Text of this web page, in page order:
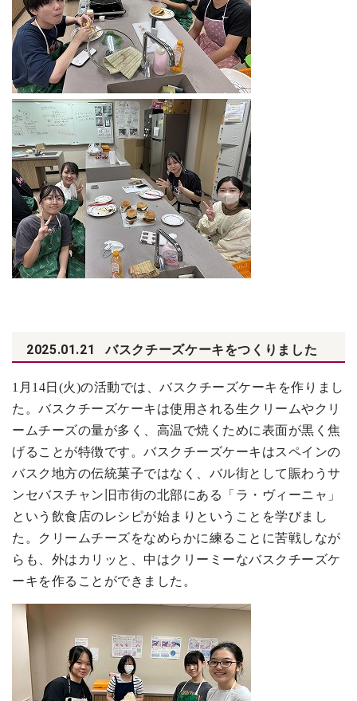
2025.01.21 バスクチーズケーキをつくりました
1月14日(火)の活動では、バスクチーズケーキを作りまし
た。バスクチーズケーキは使用される生クリームやクリ
ームチーズの量が多く、高温で焼くために表面が黒く焦
げることが特徴です。バスクチーズケーキはスペインの
バスク地方の伝統菓子ではなく、 バル街として賑わうサ
ンセバスチャン旧市街の北部にある
「ラ・ヴィーニャ」
という飲食店のレシピが始まりということを学びまし
た。クリームチーズをなめらかに練ることに苦戦しなが
らも、外はカリッと、中はクリーミーなバスクチーズケ
ーキを作ることができました。